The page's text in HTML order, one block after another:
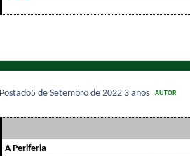
Postado5 de Setembro de 2022 3 anos AUTOR
A Periferia